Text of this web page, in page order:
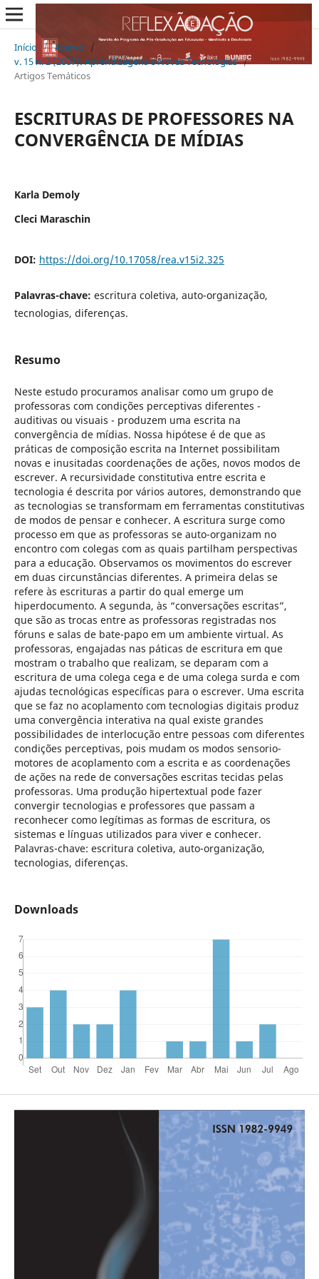
Início / Acervo
/
v. 15 n. 2 (2007): Aprendizagens e Novas Tecnologias /
Artigos Temáticos
ESCRITURAS DE PROFESSORES NA
CONVERGÊNCIA DE MÍDIAS
Karla Demoly
Cleci Maraschin
DOI: https://doi.org/10.17058/rea.v15i2.325
Palavras-chave: escritura coletiva, auto-organização,
tecnologias, diferenças.
Resumo
Neste estudo procuramos analisar como um grupo de
professoras com condições perceptivas diferentes -
auditivas ou visuais - produzem uma escrita na
convergência de mídias. Nossa hipótese é de que as
práticas de composição escrita na Internet possibilitam
novas e inusitadas coordenações de ações, novos modos de
escrever. A recursividade constitutiva entre escrita e
tecnologia é descrita por vários autores, demonstrando que
as tecnologias se transformam em ferramentas constitutivas
de modos de pensar e conhecer. A escritura surge como
processo em que as professoras se auto-organizam no
encontro com colegas com as quais partilham perspectivas
para a educação. Observamos os movimentos do escrever
em duas circunstâncias diferentes. A primeira delas se
refere às escrituras a partir do qual emerge um
hiperdocumento. A segunda, às “conversações escritas”,
que são as trocas entre as professoras registradas nos
fóruns e salas de bate-papo em um ambiente virtual. As
professoras, engajadas nas páticas de escritura em que
mostram o trabalho que realizam, se deparam com a
escritura de uma colega cega e de uma colega surda e com
ajudas tecnológicas específicas para o escrever. Uma escrita
que se faz no acoplamento com tecnologias digitais produz
uma convergência interativa na qual existe grandes
possibilidades de interlocução entre pessoas com diferentes
condições perceptivas, pois mudam os modos sensorio-
motores de acoplamento com a escrita e as coordenações
de ações na rede de conversações escritas tecidas pelas
professoras. Uma produção hipertextual pode fazer
convergir tecnologias e professores que passam a
reconhecer como legítimas as formas de escritura, os
sistemas e línguas utilizados para viver e conhecer.
Palavras-chave: escritura coletiva, auto-organização,
tecnologias, diferenças.
Downloads